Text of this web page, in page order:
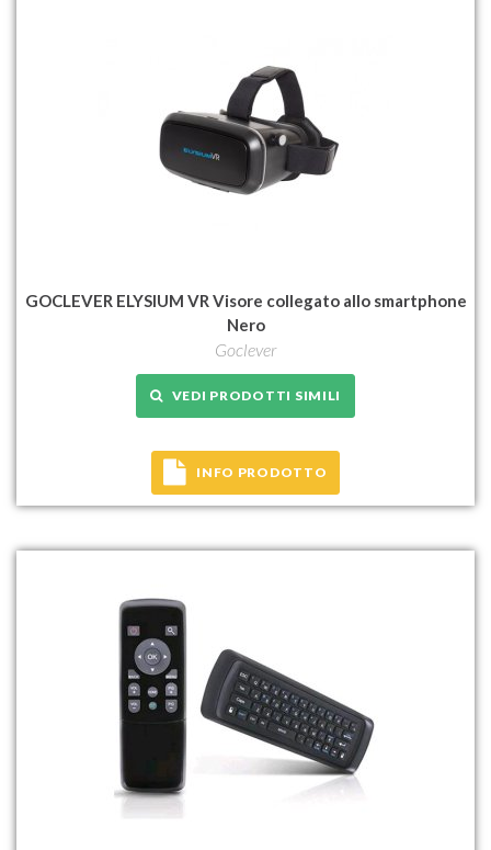
GOCLEVER ELYSIUM VR Visore collegato allo smartphone
Nero
Goclever
VEDI PRODOTTI SIMILI
INFO PRODOTTO